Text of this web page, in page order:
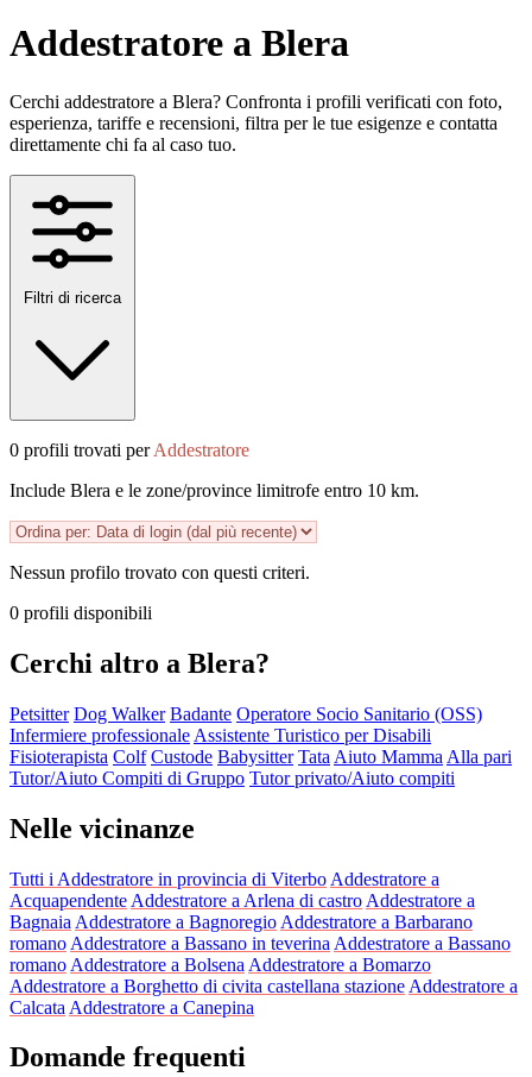
Addestratore a Blera
Cerchi addestratore a Blera? Confronta i profili verificati con foto,
esperienza, tariffe e recensioni, filtra per le tue esigenze e contatta
direttamente chi fa al caso tuo.
Filtri di ricerca
0 profili trovati perAddestratore
Include Blera e le zone/province limitrofe entro 10 km.
Nessun profilo trovato con questi criteri.
0 profili disponibili
Cerchi altro a Blera?
Petsitter Dog Walker Badante Operatore Socio Sanitario (OSS)
Infermiere professionale Assistente Turistico per Disabili
Fisioterapista Colf Custode Babysitter Tata Aiuto Mamma Alla pari
Tutor/Aiuto Compiti di Gruppo Tutor privato/Aiuto compiti
Nelle vicinanze
Tutti i Addestratore in provincia di Viterbo Addestratore a
Acquapendente Addestratore a Arlena di castro Addestratore a
Bagnaia Addestratore a Bagnoregio Addestratore a Barbarano
romano Addestratore a Bassano in teverina Addestratore a Bassano
romano Addestratore a Bolsena Addestratore a Bomarzo
Addestratore a Borghetto di civita castellana stazione Addestratore a
Calcata Addestratore a Canepina
Domande frequenti